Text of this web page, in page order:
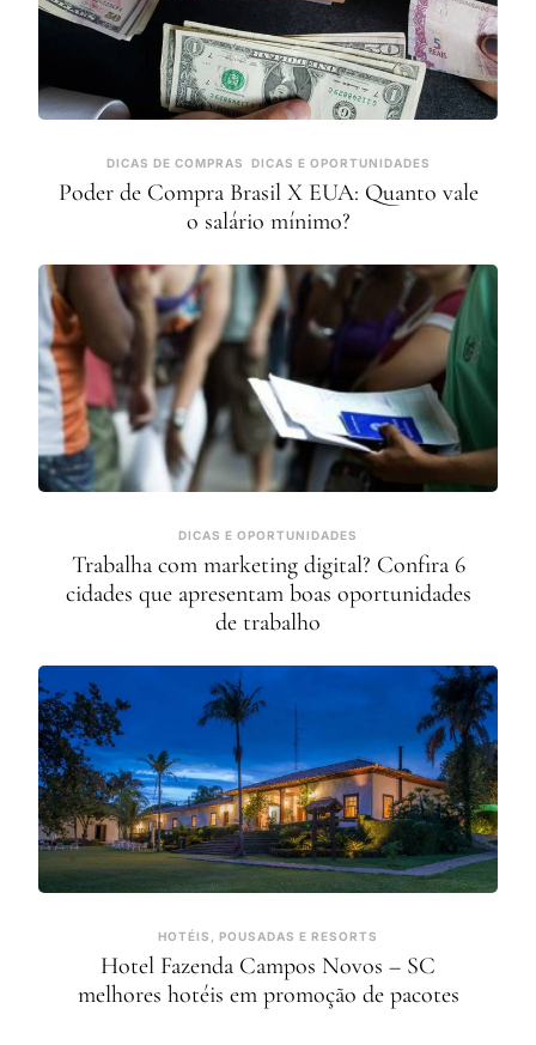
DICAS DE COMPRAS DICAS E OPORTUNIDADES
Poder de Compra Brasil X EUA: Quanto vale
o salário mínimo?
DICAS E OPORTUNIDADES
Trabalha com marketing digital? Confira 6
cidades que apresentam boas oportunidades
de trabalho
HOTÉIS, POUSADAS E RESORTS
Hotel Fazenda Campos Novos – SC
melhores hotéis em promoção de pacotes